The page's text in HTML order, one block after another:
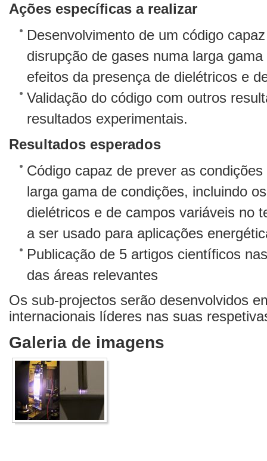
Ações específicas a realizar
Desenvolvimento de um código
disrupção de gases numa larga
efeitos da presença de dielétricos e
Validação do código com outros
resultados experimentais.
Resultados esperados
Código capaz de prever as
larga gama de condições, incluindo
dielétricos e de campos variáveis no
a ser usado para aplicações
Publicação de 5 artigos científicos
das áreas relevantes
Os sub-projectos serão desenvolvidos
internacionais líderes nas suas
Galeria de imagens